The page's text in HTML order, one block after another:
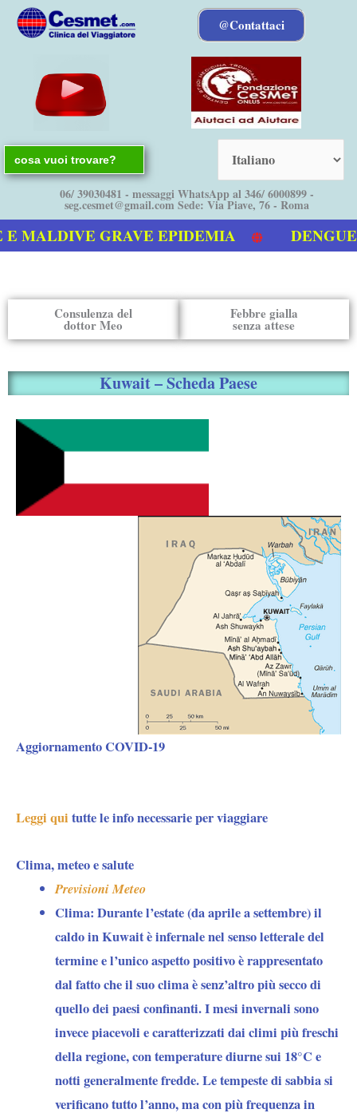
@Contattaci
Search
for:
06/ 39030481 - messaggi WhatsApp al 346/ 6000899 -
seg.cesmet@gmail.com Sede: Via Piave, 76 - Roma
GRAVE EPIDEMIA
DENGUE
Consulenza del
dottor Meo
Febbre gialla
senza attese
Kuwait – Scheda Paese
Aggiornamento COVID-19
Leggi qui tutte le info necessarie per viaggiare
Clima, meteo e salute
Previsioni Meteo
Clima:Durante l’estate (da aprile a settembre) il
caldo in Kuwait è infernale nel senso letterale del
termine e l’unico aspetto positivo è rappresentato
dal fatto che il suo clima è senz’altro più secco di
quello dei paesi confinanti. I mesi invernali sono
invece piacevoli e caratterizzati dai climi più freschi
della regione, con temperature diurne sui 18°C e
notti generalmente fredde. Le tempeste di sabbia si
verificano tutto l’anno, ma con più frequenza in